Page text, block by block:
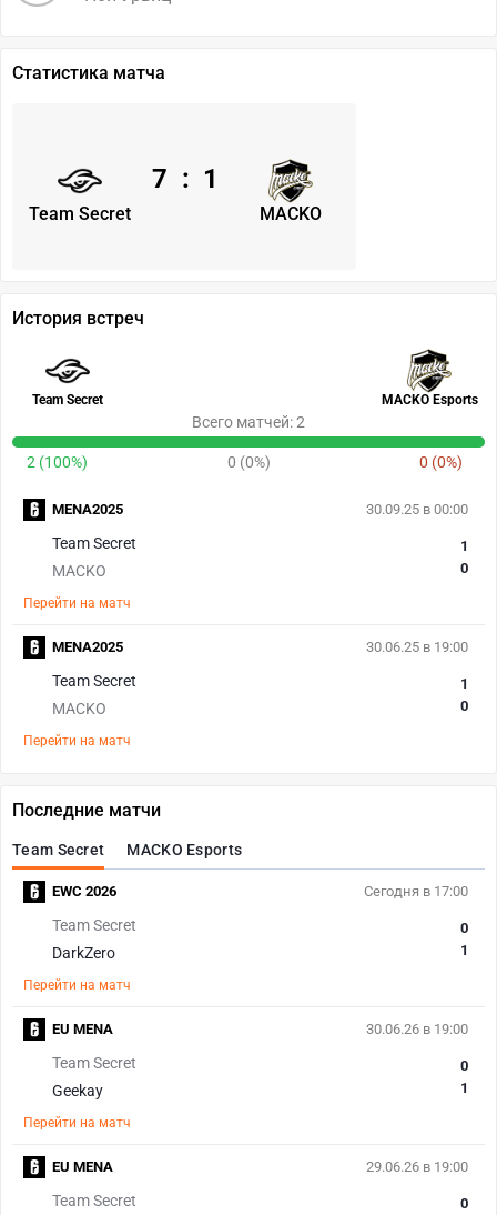
Статистика матча
Team Secret MACKO
7 : 1
История встреч
Team Secret MACKO Esports
Всего матчей: 2
2 (100%) 0 (0%) 0 (0%)
30.09.25 в 00:00
Team Secret
MACKO
1
0
Перейти на матч
MENA2025
30.06.25 в 19:00
Team Secret
MACKO
1
0
Перейти на матч
MENA2025
Последние матчи
Team Secret MACKO Esports
Сегодня в 17:00
Team Secret
DarkZero
0
1
Перейти на матч
EWC 2026
30.06.26 в 19:00
Team Secret
Geekay
0
1
Перейти на матч
EU MENA
29.06.26 в 19:00
Team Secret
0
EU MENA